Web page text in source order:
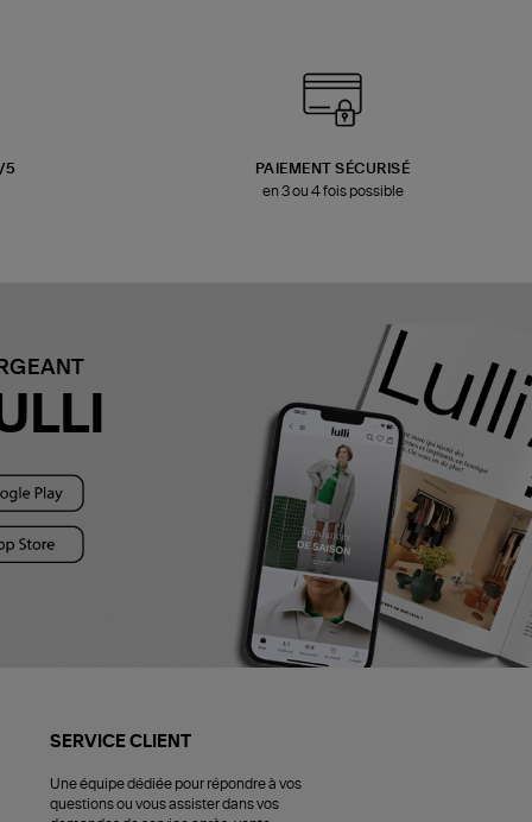
5
PAIEMENT SÉCURISÉ
en 3 ou 4 fois possible
SERVICE CLIENT
Une équipe dédiée pour répondre à vos
questions ou vous assister dans vos